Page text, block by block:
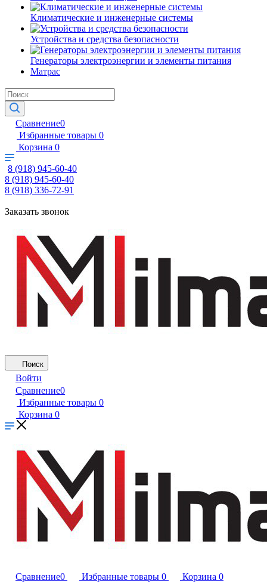
Климатические и инженерные системы
Устройства и средства безопасности
Генераторы электроэнергии и элементы питания
Матрас
Сравнение0
Избранные товары 0
Корзина 0
8 (918) 945-60-40
8 (918) 945-60-40
8 (918) 336-72-91
Заказать звонок
Поиск
Войти
Сравнение0
Избранные товары 0
Корзина 0
Сравнение0 Избранные товары 0 Корзина 0